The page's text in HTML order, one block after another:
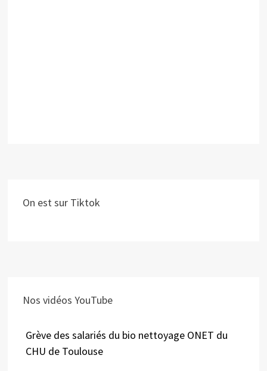
On est sur Tiktok
Nos vidéos YouTube
Grève des salariés du bio nettoyage ONET du
CHU de Toulouse